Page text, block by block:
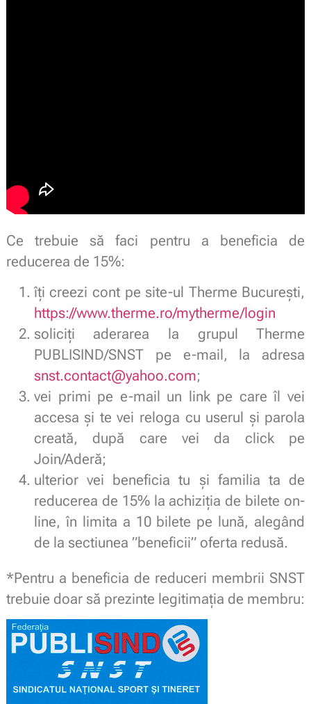
Ce trebuie să faci pentru a beneficia de
reducerea de 15%:
îți creezi cont pe site-ul Therme București,
https://www.therme.ro/mytherme/login
soliciți aderarea la grupul Therme
PUBLISIND/SNST pe e-mail, la adresa
snst.contact@yahoo.com;
vei primi pe e-mail un link pe care îl vei
accesa și te vei reloga cu userul și parola
creată, după care vei da click pe
Join/Aderă;
ulterior vei beneficia tu și familia ta de
reducerea de 15% la achiziția de bilete on-
line, în limita a 10 bilete pe lună, alegând
de la sectiunea ”beneficii” oferta redusă.
*Pentru a beneficia de reduceri membrii SNST
trebuie doar să prezinte legitimaţia de membru: